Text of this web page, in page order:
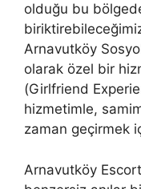
olduğu bu
Arnavutköy
olarak özel bir
(Girlfriend
hizmetimle,
zaman geçirmek
Arnavutköy